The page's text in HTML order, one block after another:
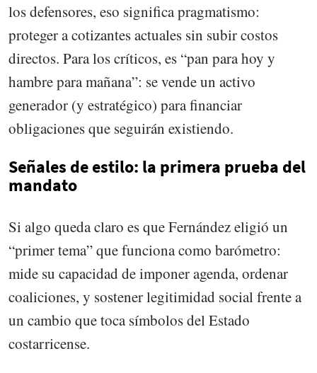
los defensores, eso significa pragmatismo:
proteger a cotizantes actuales sin subir costos
directos. Para los críticos, es “pan para hoy y
hambre para mañana”: se vende un activo
generador (y estratégico) para financiar
obligaciones que seguirán existiendo.
Señales de estilo: la primera prueba del
mandato
Si algo queda claro es que Fernández eligió un
“primer tema” que funciona como barómetro:
mide su capacidad de imponer agenda, ordenar
coaliciones, y sostener legitimidad social frente a
un cambio que toca símbolos del Estado
costarricense.